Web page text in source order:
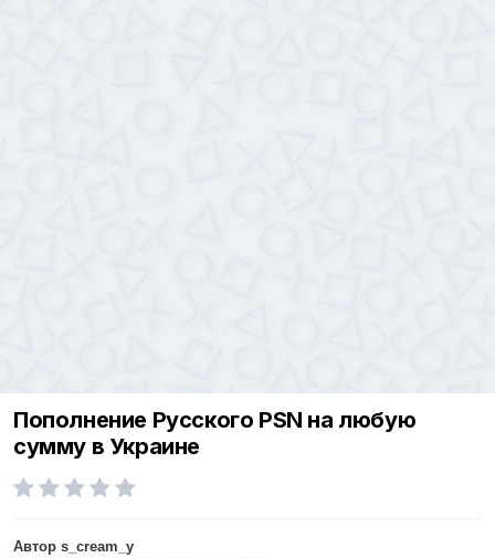
Пополнение Русского PSN на любую
сумму в Украине
Автор s_cream_y